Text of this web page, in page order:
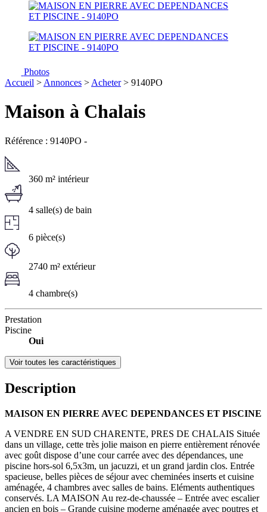
Photos
Accueil > Annonces > Acheter> 9140PO
Maison à Chalais
Référence : 9140PO -
360 m² intérieur
4 salle(s) de bain
6 pièce(s)
2740 m² extérieur
4 chambre(s)
Prestation
Piscine
Oui
Voir toutes les caractéristiques
Description
MAISON EN PIERRE AVEC DEPENDANCES ET PISCINE
A VENDRE EN SUD CHARENTE, PRES DE CHALAIS Située
dans un village, cette très jolie maison en pierre entièrement rénovée
avec goût dispose d’une cour carrée avec des dépendances, une
piscine hors-sol 6,5x3m, un jacuzzi, et un grand jardin clos. Entrée
spacieuse, belles pièces de séjour avec cheminées inserts et cuisine
aménagée, 4 chambres avec salles de bains. Eléments authentiques
conservés. LA MAISON Au rez-de-chaussée – Entrée avec escalier
ancien en bois – Grande cuisine moderne aménagée avec poutres et